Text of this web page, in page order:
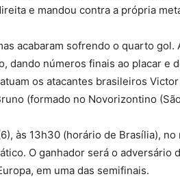
e mandou contra a própria
acabaram sofrendo o quarto gol.
dando números finais ao placar e
os atacantes brasileiros
(formado no Novorizontino
às 13h30 (horário de Brasília),
O ganhador será o adversário
em uma das semifinais.